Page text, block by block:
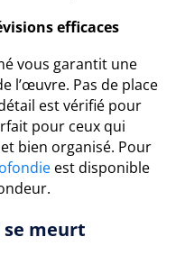
efficaces
vous garantit une
l’œuvre. Pas de place
est vérifié pour
pour ceux qui
bien organisé. Pour
est disponible
se meurt